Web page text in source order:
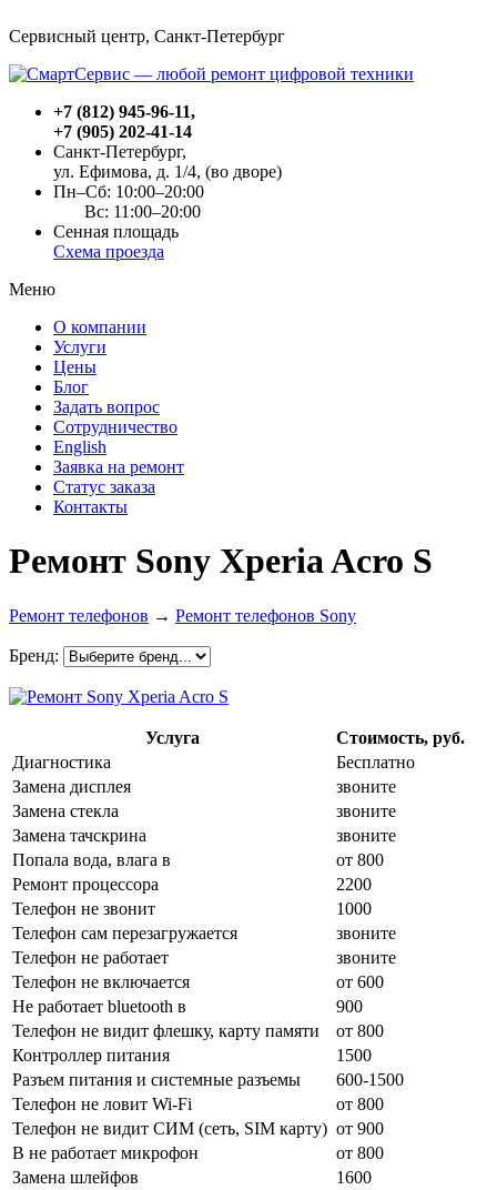
Сервисный центр, Cанкт-Петербург
+7 (812) 945-96-11,
+7 (905) 202-41-14
Санкт-Петербург,
ул. Ефимова, д. 1/4, (во дворе)
Пн–Сб: 10:00–20:00
Вс: 11:00–20:00
Сенная площадь
Схема проезда
Меню
О компании
Услуги
Цены
Блог
Задать вопрос
Сотрудничество
English
Заявка на ремонт
Статус заказа
Контакты
Ремонт Sony Xperia Acro S
Ремонт телефонов → Ремонт телефонов Sony
Бренд:
Услуга
Стоимость, руб.
Диагностика
Бесплатно
Замена дисплея
звоните
Замена стекла
звоните
Замена тачскрина
звоните
Попала вода, влага в
от 800
Ремонт процессора
2200
Телефон не звонит
1000
Телефон сам перезагружается
звоните
Телефон не работает
звоните
Телефон не включается
от 600
Не работает bluetooth в
900
Телефон не видит флешку, карту памяти
от 800
Контроллер питания
1500
Разъем питания и системные разъемы
600-1500
Телефон не ловит Wi-Fi
от 800
Телефон не видит СИМ (сеть, SIM карту) от 900
В не работает микрофон
от 800
Замена шлейфов
1600